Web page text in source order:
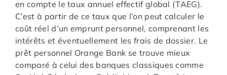
en compte le taux annuel effectif global (TAEG).
C’est à partir de ce taux que l’on peut calculer le
coût réel d’un emprunt personnel, comprenant les
intérêts et éventuellement les frais de dossier. Le
prêt personnel Orange Bank se trouve mieux
comparé à celui des banques classiques comme